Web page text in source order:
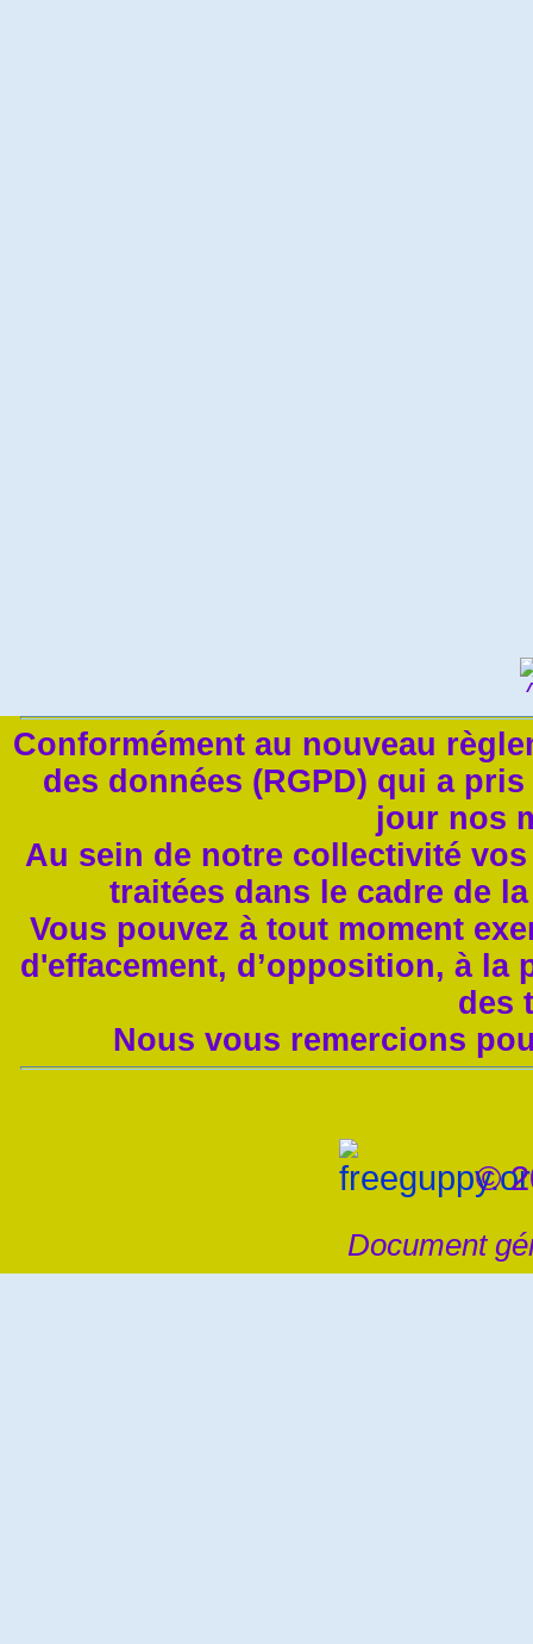
Conformément au nouveau
des données (RGPD) qui a
jour nos
Au sein de notre collectivité
traitées dans le cadre de
Vous pouvez à tout moment
d'effacement, d’opposition, à
des
Nous vous remercions
©
Document